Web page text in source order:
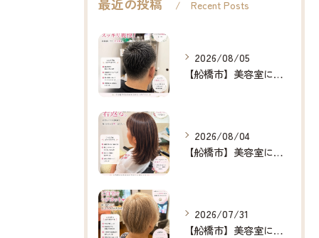
Recent Posts
2026/08/05
【船橋市】美容室に行けない…をなくしたい✂️✨
2026/08/04
【船橋市】美容室に行けない…をなくしたい✂️✨
2026/07/31
【船橋市】美容室に行けない…をなくしたい✂️✨